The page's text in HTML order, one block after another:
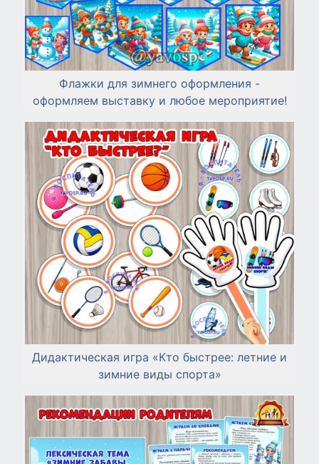
Флажки для зимнего оформления -
оформляем выставку и любое мероприятие!
Дидактическая игра «Кто быстрее: летние и
зимние виды спорта»